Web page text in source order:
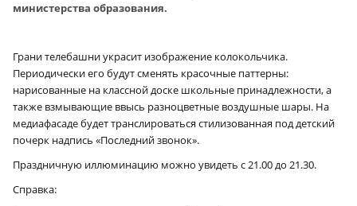
министерства образования.
Грани телебашни украсит изображение колокольчика.
Периодически его будут сменять красочные паттерны:
нарисованные на классной доске школьные принадлежности, а
также взмывающие ввысь разноцветные воздушные шары. На
медиафасаде будет транслироваться стилизованная под детский
почерк надпись «Последний звонок».
Праздничную иллюминацию можно увидеть с 21.00 до 21.30.
Справка: